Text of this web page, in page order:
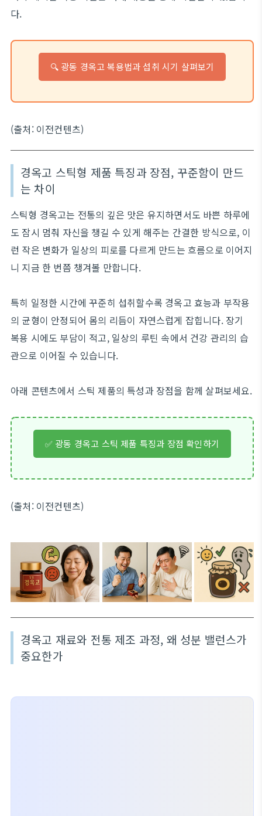
다.
🔍 광동 경옥고 복용법과 섭취 시기 살펴보기
(출처: 이전컨텐츠)
경옥고 스틱형 제품 특징과 장점, 꾸준함이 만드
는 차이
스틱형 경옥고는 전통의 깊은 맛은 유지하면서도 바쁜 하루에
도 잠시 멈춰 자신을 챙길 수 있게 해주는 간결한 방식으로, 이
런 작은 변화가 일상의 피로를 다르게 만드는 흐름으로 이어지
니 지금 한 번쯤 챙겨볼 만합니다.
특히 일정한 시간에 꾸준히 섭취할수록 경옥고 효능과 부작용
의 균형이 안정되어 몸의 리듬이 자연스럽게 잡힙니다. 장기
복용 시에도 부담이 적고, 일상의 루틴 속에서 건강 관리의 습
관으로 이어질 수 있습니다.
아래 콘텐츠에서 스틱 제품의 특성과 장점을 함께 살펴보세요.
✅ 광동 경옥고 스틱 제품 특징과 장점 확인하기
(출처: 이전컨텐츠)
경옥고 재료와 전통 제조 과정, 왜 성분 밸런스가
중요한가